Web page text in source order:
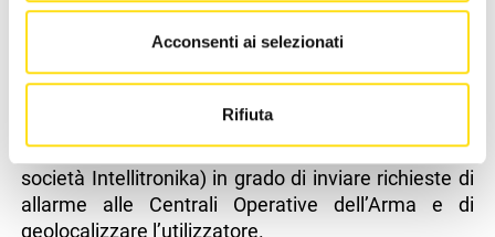
Acconsenti ai selezionati
Rifiuta
d’intesa con il Soroptimist International d’Italia e
sostenuto da fondazioni no profit, consiste nel
fornire alla vittima che denuncia episodi di violenza
giudiziaria inquirente e che presti il proprio
consenso - uno smartwatch (realizzato dalla
società Intellitronika) in grado di inviare richieste di
allarme alle Centrali Operative dell’Arma e di
geolocalizzare l’utilizzatore.